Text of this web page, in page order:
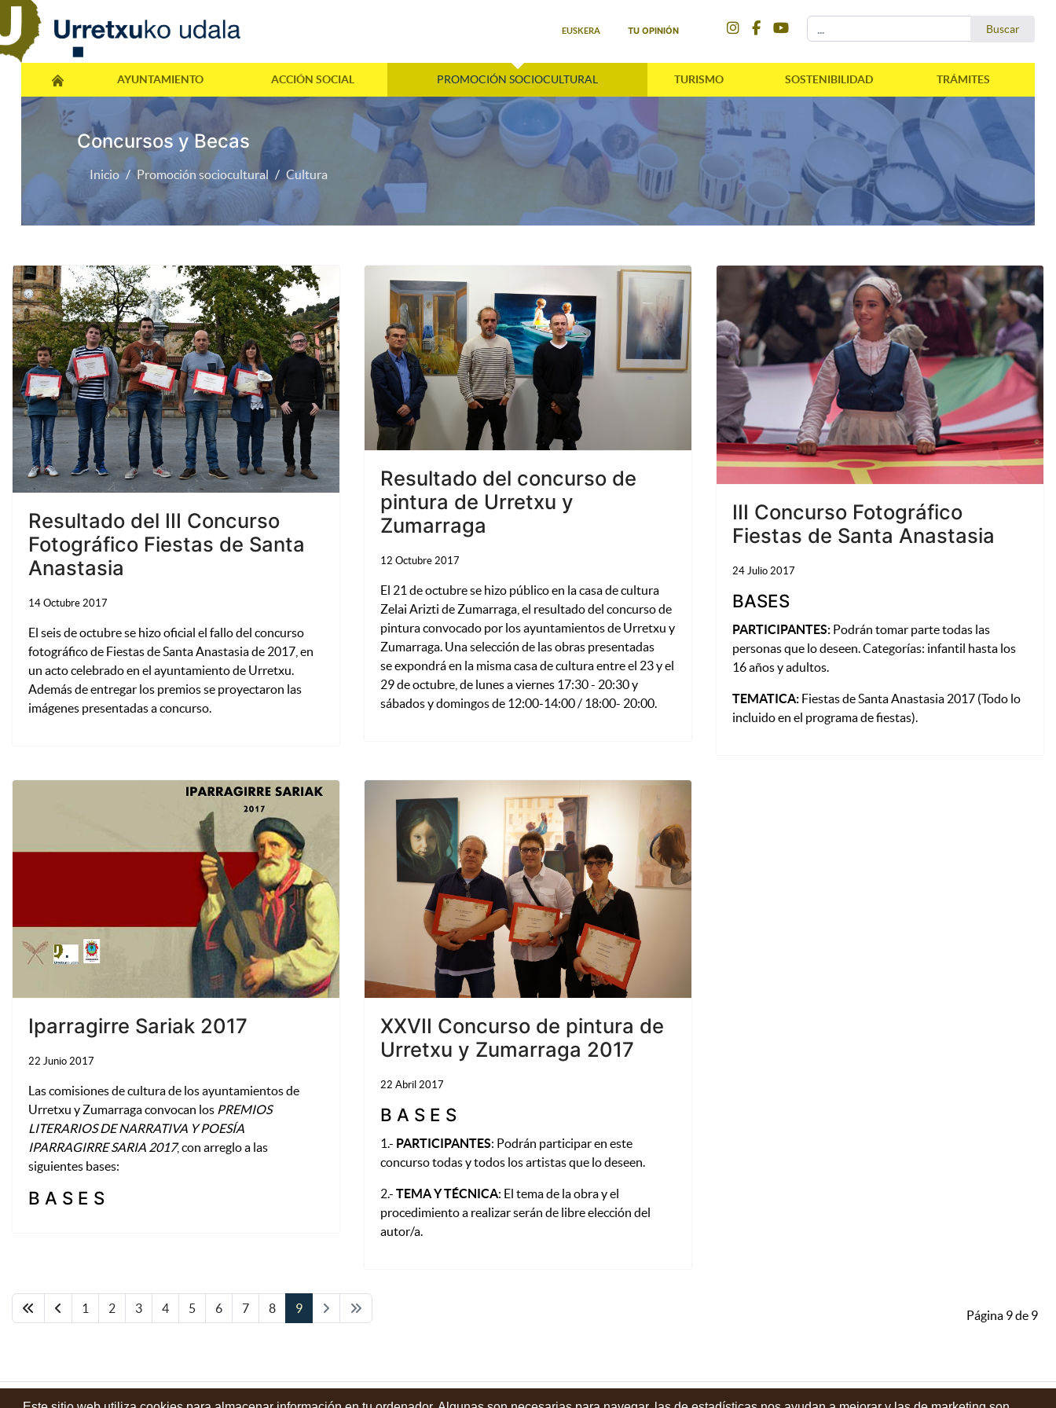
EUSKERA TU OPINIÓN Buscar
AYUNTAMIENTO ACCIÓN SOCIAL PROMOCIÓN SOCIOCULTURAL TURISMO SOSTENIBILIDAD TRÁMITES
Concursos y Becas
Inicio Promoción sociocultural Cultura
Resultado del III Concurso
Fotográfico Fiestas de Santa
Anastasia
14 Octubre 2017
El seis de octubre se hizo oficial el fallo del concurso
fotográfico de Fiestas de Santa Anastasia de 2017, en
un acto celebrado en el ayuntamiento de Urretxu.
Además de entregar los premios se proyectaron las
imágenes presentadas a concurso.
Resultado del concurso de
pintura de Urretxu y
Zumarraga
12 Octubre 2017
El 21 de octubre se hizo público en la casa de cultura
Zelai Arizti de Zumarraga, el resultado del concurso de
pintura convocado por los ayuntamientos de Urretxu y
Zumarraga. Una selección de las obras presentadas
se expondrá en la misma casa de cultura entre el 23 y el
29 de octubre, de lunes a viernes 17:30 - 20:30 y
sábados y domingos de 12:00-14:00 / 18:00- 20:00.
III Concurso Fotográfico
Fiestas de Santa Anastasia
24 Julio 2017
BASES
PARTICIPANTES: Podrán tomar parte todas las
personas que lo deseen. Categorías: infantil hasta los
16 años y adultos.
TEMATICA: Fiestas de Santa Anastasia 2017 (Todo lo
incluido en el programa de fiestas).
Iparragirre Sariak 2017
22 Junio 2017
Las comisiones de cultura de los ayuntamientos de
Urretxu y Zumarraga convocan los PREMIOS
LITERARIOS DE NARRATIVA Y POESÍA
IPARRAGIRRE SARIA 2017, con arreglo a las
siguientes bases:
B A S E S
XXVII Concurso de pintura de
Urretxu y Zumarraga 2017
22 Abril 2017
B A S E S
1.- PARTICIPANTES: Podrán participar en este
concurso todas y todos los artistas que lo deseen.
2.- TEMA Y TÉCNICA: El tema de la obra y el
procedimiento a realizar serán de libre elección del
autor/a.
Página 9 de 9
1 2 3 4 5 6 7 8 9